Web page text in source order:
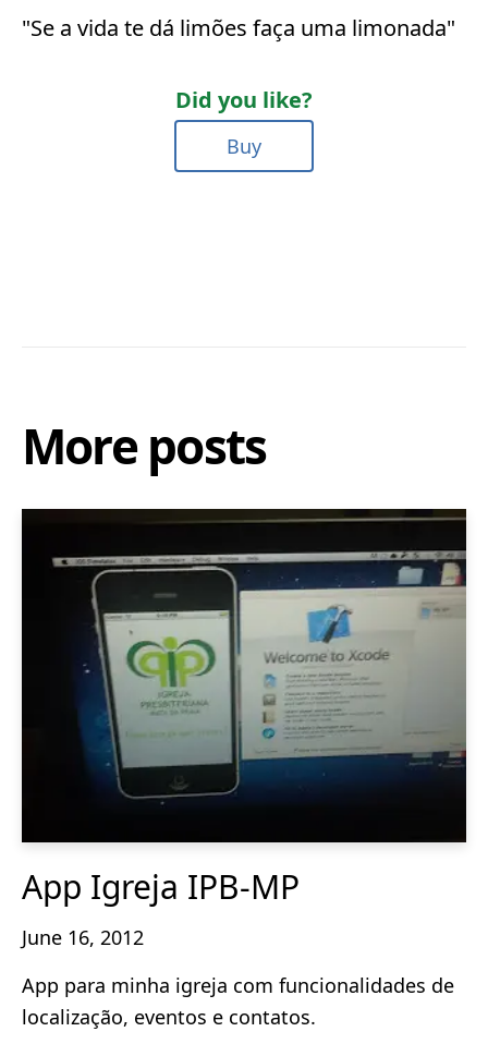
"Se a vida te dá limões faça uma limonada"
Did you like?
Buy
More posts
App Igreja IPB-MP
June 16, 2012
App para minha igreja com funcionalidades de
localização, eventos e contatos.